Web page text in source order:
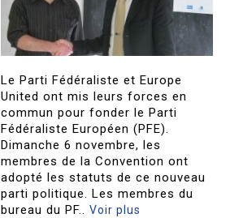
Le Parti Fédéraliste et Europe
United ont mis leurs forces en
commun pour fonder le Parti
Fédéraliste Européen (PFE).
Dimanche 6 novembre, les
membres de la Convention ont
adopté les statuts de ce nouveau
parti politique. Les membres du
bureau du PF..Voir plus